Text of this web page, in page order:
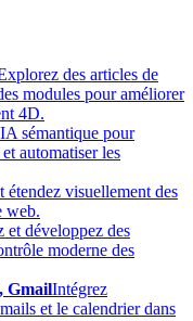
des articles de
modules pour améliorer
4D.
sémantique pour
automatiser les
étendez visuellement des
web.
et développez des
moderne des
GmailIntégrez
et le calendrier dans